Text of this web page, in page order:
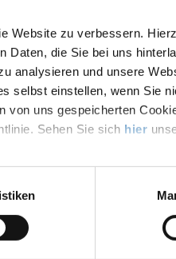
Website zu verbessern.
Daten, die Sie bei uns
analysieren und unsere
selbst einstellen, wenn Sie
von uns gespeicherten
Sehen Sie sich hier
Stück pro KG